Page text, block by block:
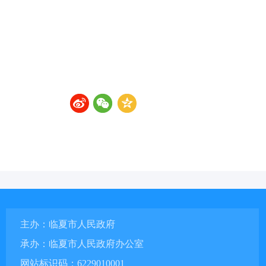
主办：临夏市人民政府
承办：临夏市人民政府办公室
网站标识码：6229010001